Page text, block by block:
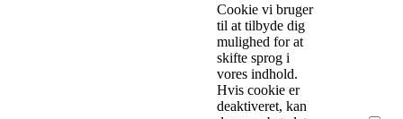
Cookie vi bruger
til at tilbyde dig
mulighed for at
skifte sprog i
vores indhold.
Hvis cookie er
deaktiveret, kan